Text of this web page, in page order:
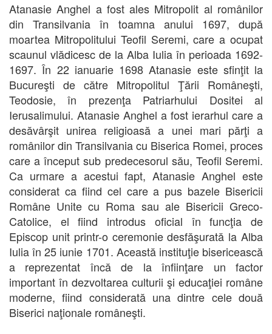
Atanasie Anghel a fost ales Mitropolit al românilor
din Transilvania în toamna anului 1697, după
moartea Mitropolitului Teofil Seremi, care a ocupat
scaunul vlădicesc de la Alba Iulia în perioada 1692-
1697. În 22 ianuarie 1698 Atanasie este sfinţit la
Bucureşti de către Mitropolitul Ţării Româneşti,
Teodosie, în prezenţa Patriarhului Dositei al
Ierusalimului. Atanasie Anghel a fost ierarhul care a
desăvârşit unirea religioasă a unei mari părţi a
românilor din Transilvania cu Biserica Romei, proces
care a început sub predecesorul său, Teofil Seremi.
Ca urmare a acestui fapt, Atanasie Anghel este
considerat ca fiind cel care a pus bazele Bisericii
Române Unite cu Roma sau ale Bisericii Greco-
Catolice, el fiind introdus oficial în funcţia de
Episcop unit printr-o ceremonie desfăşurată la Alba
Iulia în 25 iunie 1701. Această instituţie bisericească
a reprezentat încă de la înfiinţare un factor
important în dezvoltarea culturii şi educaţiei române
moderne, fiind considerată una dintre cele două
Biserici naţionale româneşti.